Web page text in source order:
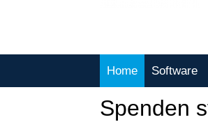
Home Software
Spenden